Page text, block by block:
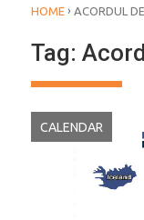
HOME › ACORDUL
Tag:
CALENDAR